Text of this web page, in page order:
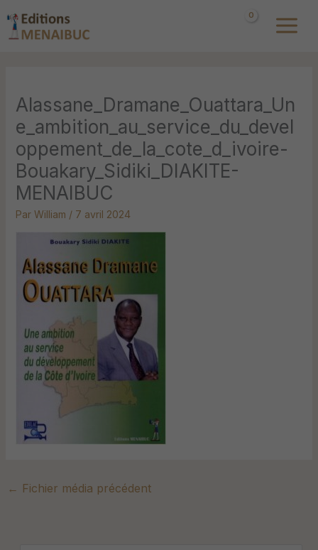
au
contenu
Alassane_Dramane_Ouattara_Un
e_ambition_au_service_du_devel
oppement_de_la_cote_d_ivoire-
Bouakary_Sidiki_DIAKITE-
MENAIBUC
Par William / 7 avril 2024
← Fichier média précédent